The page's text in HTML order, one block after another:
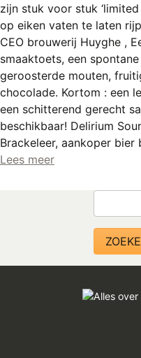
zijn stuk voor stuk
op eiken vaten te laten
CEO brouwerij Huyghe ,
smaaktoets, een
geroosterde mouten,
chocolade. Kortom : een
een schitterend gerecht
beschikbaar! Delirium
Brackeleer, aankoper
Lees meer